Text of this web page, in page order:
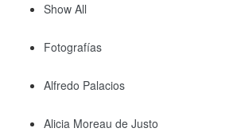
Show All
Fotografías
Alfredo Palacios
Alicia Moreau de Justo